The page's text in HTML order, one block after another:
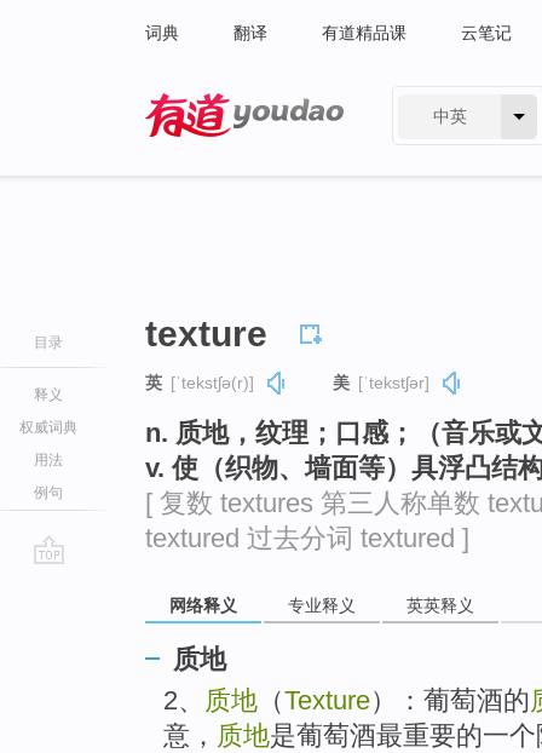
词典 翻译 有道精品课 云笔记
中英
目录
释义
权威词典
用法
例句
texture
英 [ˈtekstʃə(r)] 美 [ˈtekstʃər]
n. 质地，纹理；口感；（音乐或
v. 使（织物、墙面等）具浮凸结
[ 复数 textures 第三人称单数
textured 过去分词 textured ]
网络释义 专业释义 英英释义
质地
2、 质地 （Texture）：葡萄酒的
意， 质地是葡萄酒最重要的一